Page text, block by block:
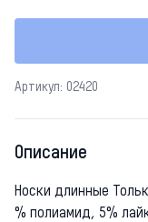
Артикул: 02420
Описание
Носки длинные
% полиамид, 5%